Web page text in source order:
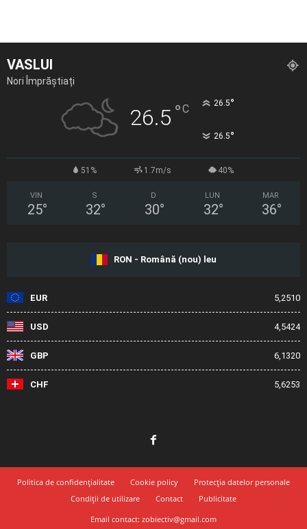
VASLUI
Nori Împrăștiați
26.5 °C 26.5°
26.5°
51% 1.7m/s 40%
VIN
25°
S
32°
D
30°
LUN
32°
MAR
36°
RON - Română (nou) leu
EUR 5,2510
USD 4,5424
GBP 6,1320
CHF 5,6253
Politica de confidențialitate Cookie policy
Protecția datelor personale
Condiții de utilizare
Contact
Publicitate
Email contact: zobiectiv@gmail.com